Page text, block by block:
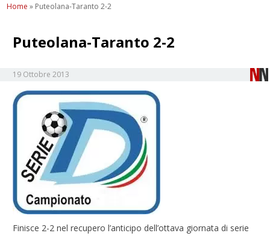
Home » Puteolana-Taranto 2-2
Puteolana-Taranto 2-2
19 Ottobre 2013
Finisce 2-2 nel recupero l’anticipo dell’ottava giornata di serie